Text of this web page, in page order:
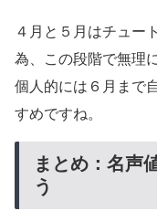
４月と５月はチュー
為、この段階で無理
個人的には６月まで
すめですね。
まとめ：名声
う